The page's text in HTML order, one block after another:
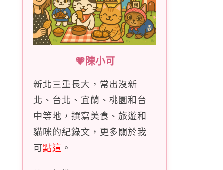
💗陳小可
新北三重長大，常出沒新
北、台北、宜蘭、桃園和台
中等地，撰寫美食、旅遊和
貓咪的紀錄文，更多關於我
可點這 。